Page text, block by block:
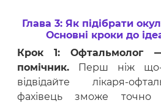
Глава 3: Як підібрати
Основні кроки до
Крок 1: Офтальмолог
помічник. Перш ніж що-
відвідайте лікаря-
фахівець зможе точно